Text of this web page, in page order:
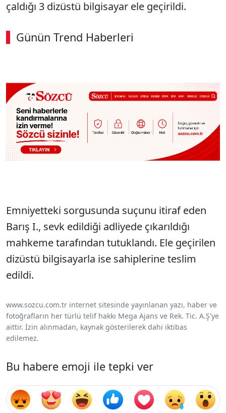
çaldığı 3 dizüstü bilgisayar ele geçirildi.
Günün Trend Haberleri
Emniyetteki sorgusunda suçunu itiraf eden
Barış I., sevk edildiği adliyede çıkarıldığı
mahkeme tarafından tutuklandı. Ele geçirilen
dizüstü bilgisayarla ise sahiplerine teslim
edildi.
www.sozcu.com.tr internet sitesinde yayınlanan yazı, haber ve
fotoğrafların her türlü telif hakkı Mega Ajans ve Rek. Tic. A.Ş'ye
aittir. İzin alınmadan, kaynak gösterilerek dahi iktibas
edilemez.
Bu habere emoji ile tepki ver